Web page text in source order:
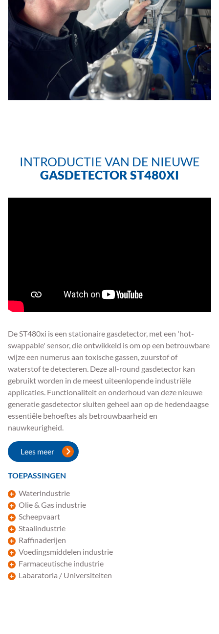
INTRODUCTIE VAN DE NIEUWE
GASDETECTOR ST480XI
De ST480xi is een stationaire gasdetector, met een 'hot-
swappable' sensor, die ontwikkeld is om op een betrouwbare
wijze een numerus aan toxische gassen, zuurstof of
waterstof te detecteren. Deze all-round gasdetector kan
gebruikt worden in de meest uiteenlopende industriële
applicaties. Functionaliteit en onderhoud van deze nieuwe
generatie gasdetector sluiten geheel aan op de hedendaagse
essentiële behoeftes als betrouwbaarheid en
nauwkeurigheid.
Lees meer
TOEPASSINGEN
Waterindustrie
Olie & Gas industrie
Scheepvaart
Staalindustrie
Raffinaderijen
Voedingsmiddelen industrie
Farmaceutische industrie
Labaratoria / Universiteiten